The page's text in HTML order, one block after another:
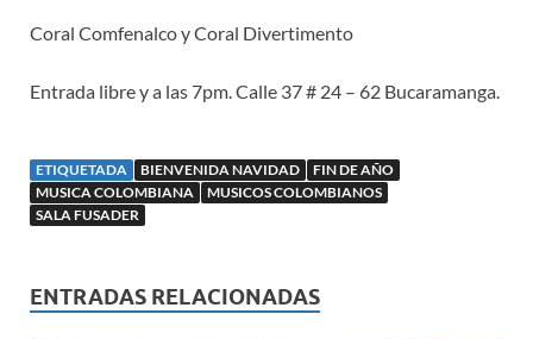
Coral Comfenalco y Coral Divertimento
Entrada libre y a las 7pm. Calle 37 # 24 – 62 Bucaramanga.
ETIQUETADA BIENVENIDA NAVIDAD
FIN DE AÑO
MUSICA COLOMBIANA
MUSICOS COLOMBIANOS
SALA FUSADER
ENTRADAS RELACIONADAS